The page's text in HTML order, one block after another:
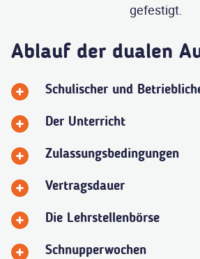
gefestigt.
Ablauf der dualen
Schulischer und
Der Unterricht
Zulassungsbedingungen
Vertragsdauer
Die Lehrstellenbörse
Schnupperwochen